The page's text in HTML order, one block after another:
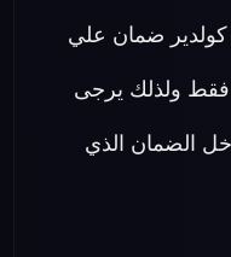
كولدير ضمان علي
فقط ولذلك يرجى
الضمان الذي